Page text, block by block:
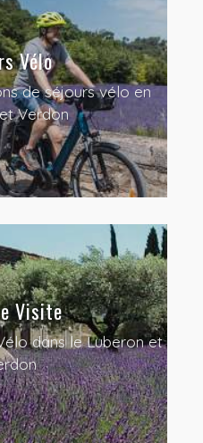
Vélo
de séjours vélo en
Verdon
Visite
dans le Luberon et